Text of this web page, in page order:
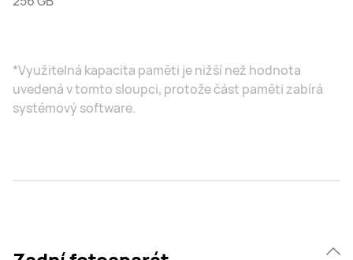
*Využitelná kapacita paměti je nižší než hodnota
uvedená v tomto sloupci, protože část paměti zabírá
systémový software.